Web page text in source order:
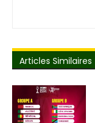
Articles Similaires